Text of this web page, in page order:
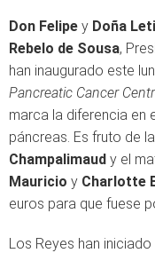
Don Felipe y Doña
Rebelo de Sousa,
han inaugurado este
Pancreatic Cancer
marca la diferencia en
páncreas. Es fruto de
Champalimaud y el
Mauricio y Charlotte
euros para que fuese
Los Reyes han